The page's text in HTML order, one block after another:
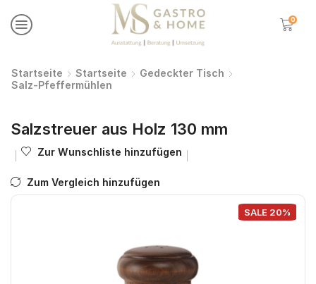
0
Startseite Startseite
Gedeckter Tisch
Salz-Pfeffermühlen
Salzstreuer aus Holz 130 mm
Zur Wunschliste hinzufügen
Zum Vergleich hinzufügen
SALE 20%